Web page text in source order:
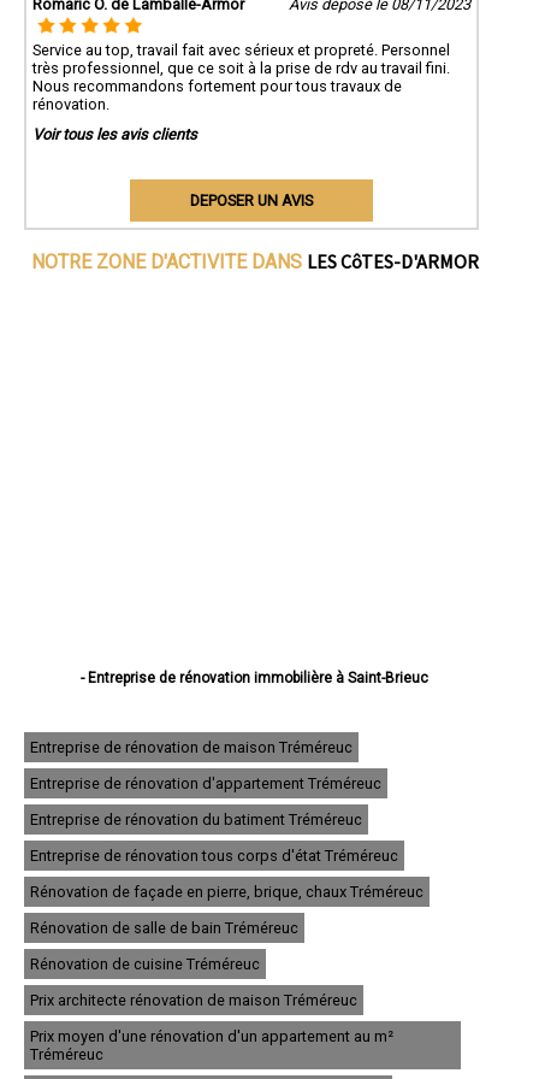
Romaric O. de Lamballe-Armor Avis déposé le 08/11/2023
Service au top, travail fait avec sérieux et propreté. Personnel
très professionnel, que ce soit à la prise de rdv au travail fini.
Nous recommandons fortement pour tous travaux de
rénovation.
Voir tous les avis clients
DEPOSER UN AVIS
NOTRE ZONE D'ACTIVITE DANS LES CôTES-D'ARMOR
- Entreprise de rénovation immobilière à Saint-Brieuc
- Entreprise de rénovation immobilière à Lamballe
- Entreprise de rénovation immobilière à Ploufragan
- Entreprise de rénovation immobilière à Dinan
- Entreprise de rénovation immobilière à Loudéac
- Entreprise de rénovation immobilière à Paimpol
- Entreprise de rénovation immobilière à Trégueux
- Entreprise de rénovation immobilière à Guingamp
- Entreprise de rénovation immobilière à Perros-Guirec
- Entreprise de rénovation immobilière à Langueux
- Entreprise de rénovation immobilière à Plédran
- Entreprise de rénovation immobilière à Pordic
- Entreprise de rénovation immobilière à Ploumagoar
- Entreprise de rénovation immobilière à Yffiniac
- Entreprise de rénovation immobilière à Plouha
- Entreprise de rénovation immobilière à Bégard
- Entreprise de rénovation immobilière à Hillion
Entreprise de rénovation de maison Tréméreuc
Entreprise de rénovation d'appartement Tréméreuc
Entreprise de rénovation du batiment Tréméreuc
Entreprise de rénovation tous corps d'état Tréméreuc
Rénovation de façade en pierre, brique, chaux Tréméreuc
Rénovation de salle de bain Tréméreuc
Rénovation de cuisine Tréméreuc
Prix architecte rénovation de maison Tréméreuc
Prix moyen d'une rénovation d'un appartement au m²
Tréméreuc